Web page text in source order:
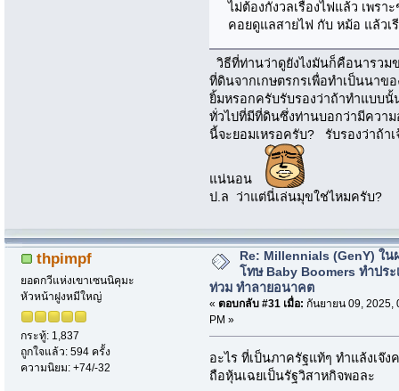
ไม่ต้องกังวลเรื่องไฟแล้ว เพร
คอยดูแลสายไฟ กับ หม้อ แล้วเ
วิธีที่ท่านว่าดูยังไงมันก็คือนารว
ที่ดินจากเกษตรกรเพื่อทำเป็นนาข
ยิ้มหรอกครับรับรองว่าถ้าทำแบบ
ทั่วไปที่มีที่ดินซึ่งท่านบอกว่ามีควา
นี้จะยอมเหรอครับ? รับรองว่าถ้า
แน่นอน
ป.ล ว่าแต่นี่เล่นมุขใช่ไหมครับ?
thpimpf
ยอดกวีแห่งเขาเซนนิคุมะ
หัวหน้าฝูงหมีใหญ่
กระทู้: 1,837
ถูกใจแล้ว: 594 ครั้ง
ความนิยม: +74/-32
Re: Millennials (GenY) ใน
โทษ Baby Boomers ทำประ
ท่วม ทำลายอนาคต
« ตอบกลับ #31 เมื่อ: กันยายน 09, 2025,
PM »
อะไร ที่เป็นภาครัฐแท้ๆ ทำแล้งเจ๊ง
ถือหุ้นเฉยเป็นรัฐวิสาหกิจพอละ